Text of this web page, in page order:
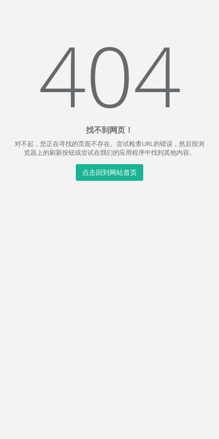
404
找不到网页！
对不起，您正在寻找的页面不存在。尝试检查URL的错误，然后按浏
览器上的刷新按钮或尝试在我们的应用程序中找到其他内容。
点击回到网站首页